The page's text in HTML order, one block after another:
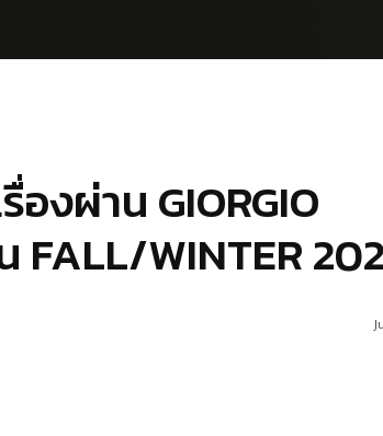
งผ่าน GIORGIO
FALL/WINTER